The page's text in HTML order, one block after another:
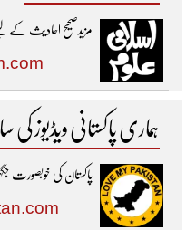
مزیدصحیح احادیث کے
ہماری پاکستانی ویڈیوز
پاکستان کی خوبصورت